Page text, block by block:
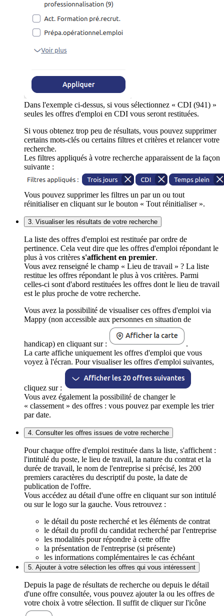
Dans l'exemple ci-dessus, si vous sélectionnez « CDI (941) »
seules les offres d'emploi en CDI vous seront restituées.
Si vous obtenez trop peu de résultats, vous pouvez supprimer
certains mots-clés ou certains filtres et critères et relancer votre
recherche.
Les filtres appliqués à votre recherche apparaissent de la façon
suivante :
Vous pouvez supprimer les filtres un par un ou tout
réinitialiser en cliquant sur le bouton « Tout réinitialiser ».
3. Visualiser les résultats de votre recherche
La liste des offres d'emploi est restituée par ordre de
pertinence. Cela veut dire que les offres d'emploi répondant le
plus à vos critères s'affichent en premier.
Vous avez renseigné le champ « Lieu de travail » ? La liste
restitue les offres répondant le plus à vos critères. Parmi
celles-ci sont d'abord restituées les offres dont le lieu de travail
est le plus proche de votre recherche.
Vous avez la possibilité de visualiser ces offres d'emploi via
Mappy (non accessible aux personnes en situation de
handicap) en cliquant sur :
.
La carte affiche uniquement les offres d'emploi que vous
voyez à l'écran. Pour visualiser les offres d'emploi suivantes,
cliquez sur :
Vous avez également la possibilité de changer le
« classement » des offres : vous pouvez par exemple les trier
par date.
4. Consulter les offres issues de votre recherche
Pour chaque offre d'emploi restituée dans la liste, s'affichent :
l'intitulé du poste, le lieu de travail, la nature du contrat et la
durée de travail, le nom de l'entreprise si précisé, les 200
premiers caractères du descriptif du poste, la date de
publication de l'offre.
Vous accédez au détail d'une offre en cliquant sur son intitulé
ou sur le logo sur la gauche. Vous retrouvez :
le détail du poste recherché et les éléments de contrat
le détail du profil du candidat recherché par l'entreprise
les modalités pour répondre à cette offre
la présentation de l'entreprise (si présente)
les informations complémentaires le cas échéant
5. Ajouter à votre sélection les offres qui vous intéressent
Depuis la page de résultats de recherche ou depuis le détail
d'une offre consultée, vous pouvez ajouter la ou les offres de
votre choix à votre sélection. Il suffit de cliquer sur l'icône